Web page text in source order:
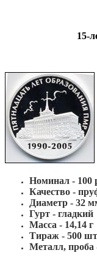
15-
Номинал - 100
Качество -
Диаметр - 32
Гурт - гладкий
Масса - 14,14 г
Тираж - 500
Металл, проба